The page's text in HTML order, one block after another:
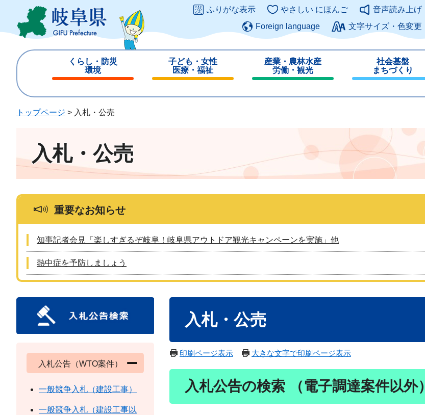
ジ
ュ
このページの本文へ
ふりがな表示 やさしい にほんご
音声読み上げ
Foreign language
文字サイズ・色変更
くらし・防災
環境
じ
子ども・女性
医療・福祉
じ
産業・農林水産
労働・観光
じ
社会基盤
まちづくり
じ
トップページ > 入札・公売
入札・公売
重要なお知らせ
知事記者会見「楽しすぎるぞ岐阜！岐阜県アウトドア観光キャンペーンを実施」他
熱中症を予防しましょう
入札・公売
印刷ページ表示 大きな文字で印刷ページ表示
入札公告の検索 （電子調達案件以外）
入札公告（WTO案件）
一般競争入札（建設工事）
一般競争入札（建設工事以